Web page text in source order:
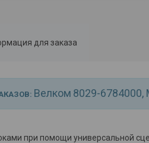
для заказа
Велком 8029-
при помощи универсальной